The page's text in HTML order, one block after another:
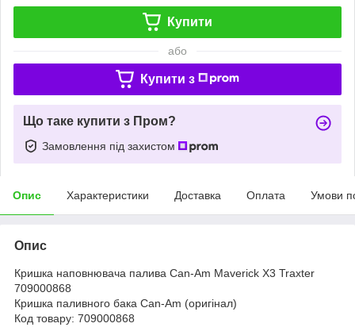
Купити
або
Купити з
Що таке купити з Пром?
Замовлення під захистом
Опис Характеристики Доставка Оплата Умови
Опис
Кришка наповнювача палива Can-Am Maverick X3 Traxter
709000868
Кришка паливного бака Can-Am (оригінал)
Код товару: 709000868